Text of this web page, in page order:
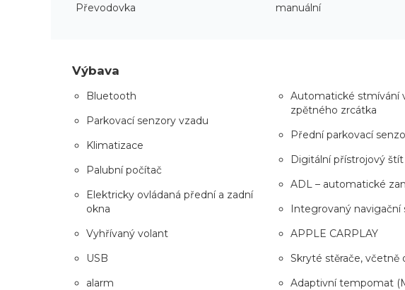
Převodovka manuální
Výbava
Bluetooth
Parkovací senzory vzadu
Klimatizace
Palubní počítač
Elektricky ovládaná přední a zadní
okna
Vyhřívaný volant
USB
alarm
Automatické stmívání
zpětného zrcátka
Přední parkovací
Digitální přístrojový štít
ADL – automatické
Integrovaný navigační
APPLE CARPLAY
Skryté stěrače, včetně
Adaptivní tempomat